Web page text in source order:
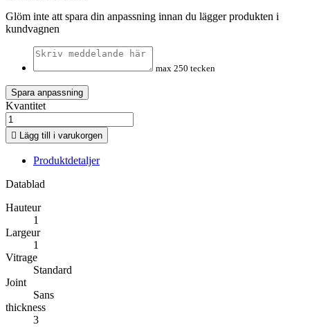
Glöm inte att spara din anpassning innan du lägger produkten i
kundvagnen
max 250 tecken
Spara anpassning
Kvantitet
 Lägg till i varukorgen
Produktdetaljer
Datablad
Hauteur
1
Largeur
1
Vitrage
Standard
Joint
Sans
thickness
3